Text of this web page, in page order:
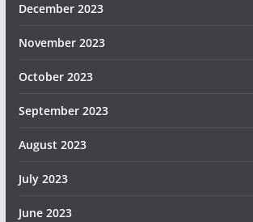
December 2023
November 2023
October 2023
September 2023
August 2023
July 2023
June 2023